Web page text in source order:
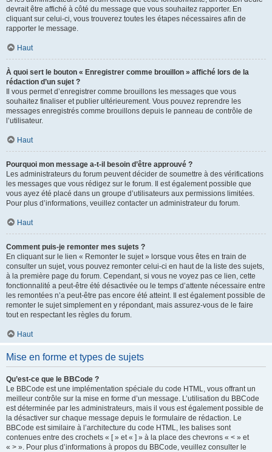
devrait être affiché à côté du message que vous souhaitez rapporter. En
cliquant sur celui-ci, vous trouverez toutes les étapes nécessaires afin de
rapporter le message.
Haut
À quoi sert le bouton « Enregistrer comme brouillon » affiché lors de la
rédaction d’un sujet ?
Il vous permet d’enregistrer comme brouillons les messages que vous
souhaitez finaliser et publier ultérieurement. Vous pouvez reprendre les
messages enregistrés comme brouillons depuis le panneau de contrôle de
l’utilisateur.
Haut
Pourquoi mon message a-t-il besoin d’être approuvé ?
Les administrateurs du forum peuvent décider de soumettre à des vérifications
les messages que vous rédigez sur le forum. Il est également possible que
vous ayez été placé dans un groupe d’utilisateurs aux permissions limitées.
Pour plus d’informations, veuillez contacter un administrateur du forum.
Haut
Comment puis-je remonter mes sujets ?
En cliquant sur le lien « Remonter le sujet » lorsque vous êtes en train de
consulter un sujet, vous pouvez remonter celui-ci en haut de la liste des sujets,
à la première page du forum. Cependant, si vous ne voyez pas ce lien, cette
fonctionnalité a peut-être été désactivée ou le temps d’attente nécessaire entre
les remontées n’a peut-être pas encore été atteint. Il est également possible de
remonter le sujet simplement en y répondant, mais assurez-vous de le faire
tout en respectant les règles du forum.
Haut
Mise en forme et types de sujets
Qu’est-ce que le BBCode ?
Le BBCode est une implémentation spéciale du code HTML, vous offrant un
meilleur contrôle sur la mise en forme d’un message. L’utilisation du BBCode
est déterminée par les administrateurs, mais il vous est également possible de
la désactiver sur chaque message depuis le formulaire de rédaction. Le
BBCode est similaire à l’architecture du code HTML, les balises sont
contenues entre des crochets « [ » et « ] » à la place des chevrons « < » et
« > ». Pour plus d’informations à propos du BBCode, veuillez consulter le